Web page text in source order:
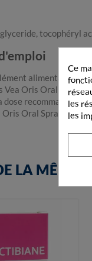
tocophéryl
alimentaire,
Vea Oris Oral Spray
dose recommandée.
Oris Oral Spray à la
LA MÊME
Ce
les
les